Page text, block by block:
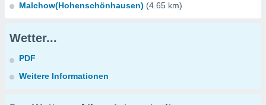
Malchow(Hohenschönhausen) (4.65 km)
Wetter...
PDF
Weitere Informationen